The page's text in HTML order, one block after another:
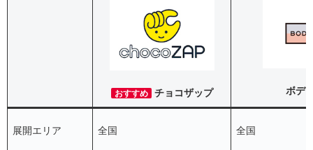
おすすめ チョコザップ ボデ
展開エリア 全国 全国